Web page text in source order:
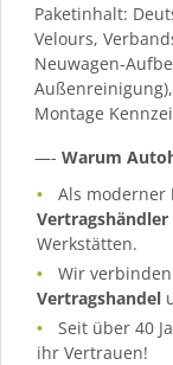
Paketinhalt:
Velours,
Neuwagen-
Montage
—- Warum
Als moderner
Vertragshändler
Werkstätten.
Wir
Vertragshandel
Seit über 40
ihr Vertrauen!